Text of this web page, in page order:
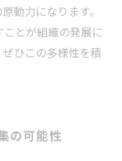
動力になります。
とが組織の発展に
ひこの多様性を積
の可能性